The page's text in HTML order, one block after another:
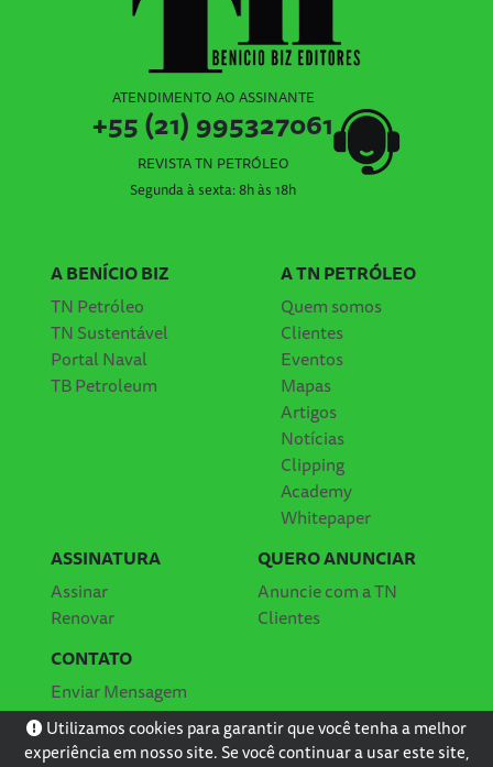
ATENDIMENTO AO ASSINANTE
+55 (21) 995327061
REVISTA TN PETRÓLEO
Segunda à sexta: 8h às 18h
A BENÍCIO BIZ
TN Petróleo
TN Sustentável
Portal Naval
TB Petroleum
A TN PETRÓLEO
Quem somos
Clientes
Eventos
Mapas
Artigos
Notícias
Clipping
Academy
Whitepaper
ASSINATURA
Assinar
Renovar
QUERO ANUNCIAR
Anuncie com a TN
Clientes
CONTATO
Enviar Mensagem
Localização
Utilizamos cookies para garantir que você tenha a melhor
experiência em nosso site. Se você continuar a usar este site,